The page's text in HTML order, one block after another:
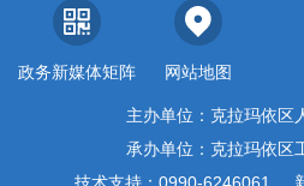
政务新媒体矩阵 网站地图
主办单位：克拉玛依区
承办单位：克拉玛依区
技术支持：0990-6246061